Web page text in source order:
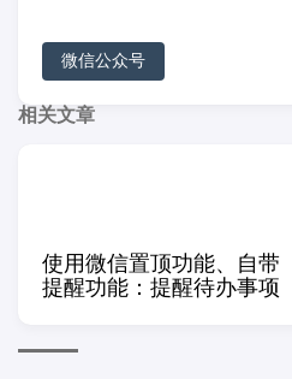
微信公众号
相关文章
使用微信置顶功能、自带
提醒功能：提醒待办事项